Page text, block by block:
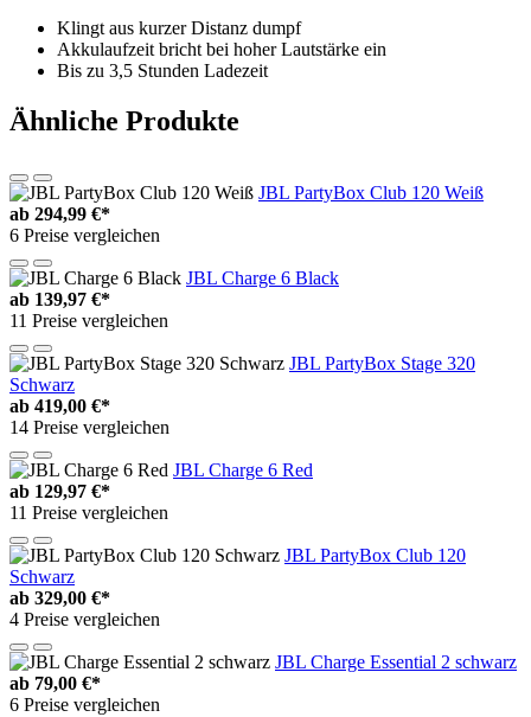
Klingt aus kurzer Distanz dumpf
Akkulaufzeit bricht bei hoher Lautstärke ein
Bis zu 3,5 Stunden Ladezeit
Ähnliche Produkte
JBL PartyBox Club 120 Weiß
ab 294,99 €*
6 Preise vergleichen
JBL Charge 6 Black
ab 139,97 €*
11 Preise vergleichen
JBL PartyBox Stage 320
Schwarz
ab 419,00 €*
14 Preise vergleichen
JBL Charge 6 Red
ab 129,97 €*
11 Preise vergleichen
JBL PartyBox Club 120
Schwarz
ab 329,00 €*
4 Preise vergleichen
JBL Charge Essential 2 schwarz
ab 79,00 €*
6 Preise vergleichen